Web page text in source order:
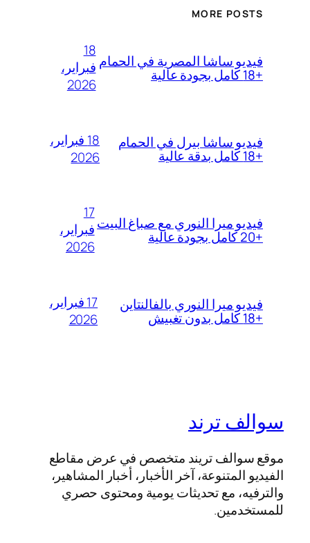
MORE POSTS
فيديو ساشا المصرية في الحمام
+18 كامل بجودة عالية
18
فبراير،
2026
فيديو ساشا بيرل في الحمام
+18 كامل بدقة عالية
18 فبراير،
2026
فيديو ميرا النوري مع صباغ البيت
+20 كامل بجودة عالية
17
فبراير،
2026
فيديو ميرا النوري بالفالنتاين
+18 كامل بدون تغبيش
17 فبراير،
2026
سوالف ترند
موقع سوالف تريند متخصص في عرض مقاطع
الفيديو المتنوعة، آخر الأخبار، أخبار المشاهير،
والترفيه، مع تحديثات يومية ومحتوى حصري
للمستخدمين.